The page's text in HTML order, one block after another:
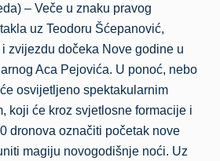
– Veče u znaku pravog
uz Teodoru Šćepanović,
zvijezdu dočeka Nove godine u
Aca Pejovića. U ponoć, nebo
osvijetljeno spektakularnim
koji će kroz svjetlosne formacije i
dronova označiti početak nove
magiju novogodišnje noći. Uz